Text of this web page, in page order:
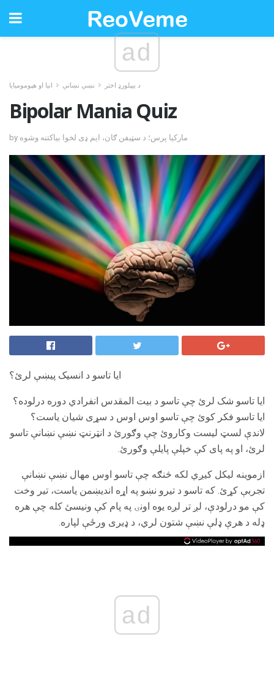
ad
د بیپلورډ اختر نښې نښانې انیا او هپومومیایا
Bipolar Mania Quiz
by مارکیا پرس؛ د سټیفن ګان، ایم ډی لخوا بیاکتنه وشوه
ایا تاسو د انسيک پیښې لرئ؟
ایا تاسو شک لرئ چې تاسو د بیت المقدس انفرادي دوره درلوده؟
ایا تاسو فکر کوئ چې تاسو اوس اوس د سړی شیان یاست؟
لاندې لسټ لیست وکاروئ چې وګورئ د انټرنټ نښې نښانې تاسو
لرئ، او په پای کې خپلې پایلې وګورئ.
ازموینه لیکل کیږي لکه څنګه چې تاسو اوس مهال نښې نښانې
تجربې کړئ. که تاسو د تیرو نښو په اړه اندیښمن یاست، تیر وخت
کې مو درلودې، لږ تر لږه یوه اونۍ په پام کې ونیسئ کله چې هره
ډله د هرې ډلې نښې شتون لري، د ډیری ورځې لپاره.
ad